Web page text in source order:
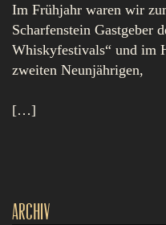
Im Frühjahr waren wir
Scharfenstein Gastgeber
Whiskyfestivals“ und im
zweiten Neunjährigen,
[…]
Archiv